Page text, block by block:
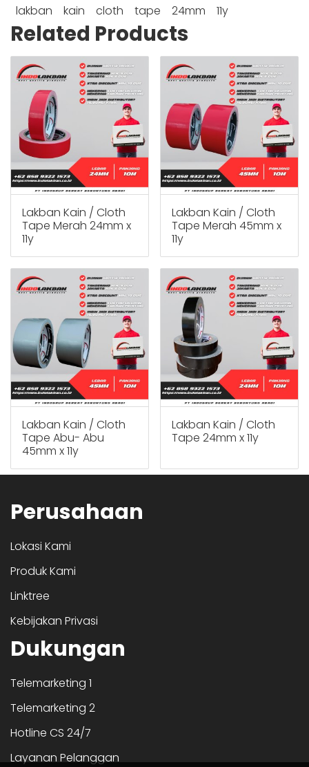
lakban kain cloth tape 24mm 11y
Related Products
Lakban Kain / Cloth
Tape Merah 24mm x
11y
Lakban Kain / Cloth
Tape Merah 45mm x
11y
Lakban Kain / Cloth
Tape Abu- Abu
45mm x 11y
Lakban Kain / Cloth
Tape 24mm x 11y
Perusahaan
Lokasi Kami
Produk Kami
Linktree
Kebijakan Privasi
Dukungan
Telemarketing 1
Telemarketing 2
Hotline CS 24/7
Layanan Pelanggan